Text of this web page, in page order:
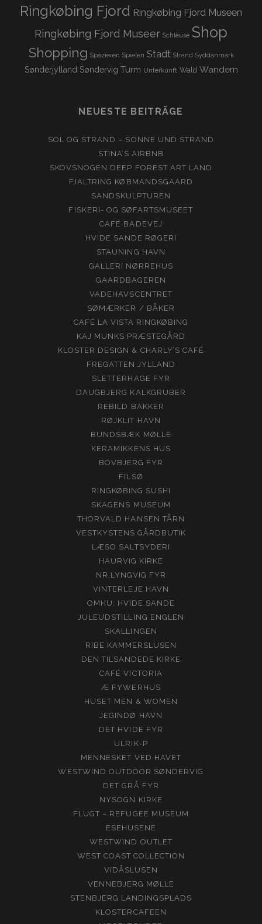
Ringkøbing Fjord Ringkøbing Fjord Museen
Ringkøbing Fjord Museer Schleuse Shop
Shopping Spazieren Spielen Stadt Strand Syddanmark
Sønderjylland Søndervig Turm Unterkunft Wald Wandern
NEUESTE BEITRÄGE
SOL OG STRAND – SONNE UND STRAND
STINA’S AIRBNB
SKOVSNOGEN DEEP FOREST ART LAND
FJALTRING KØBMANDSGAARD
SANDSKULPTUREN
FISKERI- OG SØFARTSMUSEET
CAFÉ BADEVEJ
HVIDE SANDE RØGERI
STAUNING HAVN
GALLERI NØRREHUS
GAARDBAGEREN
VADEHAVSCENTRET
SØMÆRKER / BÅKER
CAFÉ LA VISTA RINGKØBING
KAJ MUNKS PRÆSTEGÅRD
KLOSTER DESIGN & CHARLY’S CAFÉ
FREGATTEN JYLLAND
SLETTERHAGE FYR
DAUGBJERG KALKGRUBER
REBILD BAKKER
RØJKLIT HAVN
BUNDSBÆK MØLLE
KERAMIKKENS HUS
BOVBJERG FYR
FILSØ
RINGKØBING SUSHI
SKAGENS MUSEUM
THORVALD HANSEN TÅRN
VESTKYSTENS GÅRDBUTIK
LÆSO SALTSYDERI
HAURVIG KIRKE
NR.LYNGVIG FYR
VINTERLEJE HAVN
OMHU: HVIDE SANDE
JULEUDSTILLING ENGLEN
SKALLINGEN
RIBE KAMMERSLUSEN
DEN TILSANDEDE KIRKE
CAFÉ VICTORIA
Æ FYWERHUS
HUSET MEN & WOMEN
JEGINDØ HAVN
DET HVIDE FYR
ULRIK-P
MENNESKET VED HAVET
WESTWIND OUTDOOR SØNDERVIG
DET GRÅ FYR
NYSOGN KIRKE
FLUGT – REFUGEE MUSEUM
ESEHUSENE
WESTWIND OUTLET
WEST COAST COLLECTION
VIDÅSLUSEN
VENNEBJERG MØLLE
STENBJERG LANDINGSPLADS
KLOSTERCAFEEN